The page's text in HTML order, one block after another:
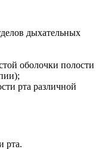
дыхательных
оболочки полости
рта различной
рта.